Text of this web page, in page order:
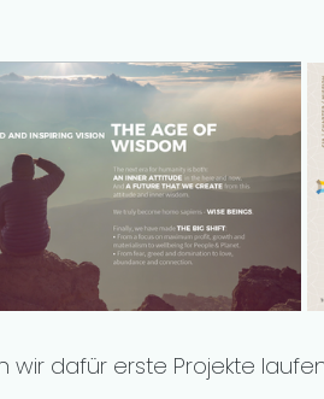
wir dafür erste Projekte